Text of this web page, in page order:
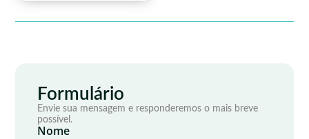
Formulário
Envie sua mensagem e responderemos o mais breve
possível.
Nome